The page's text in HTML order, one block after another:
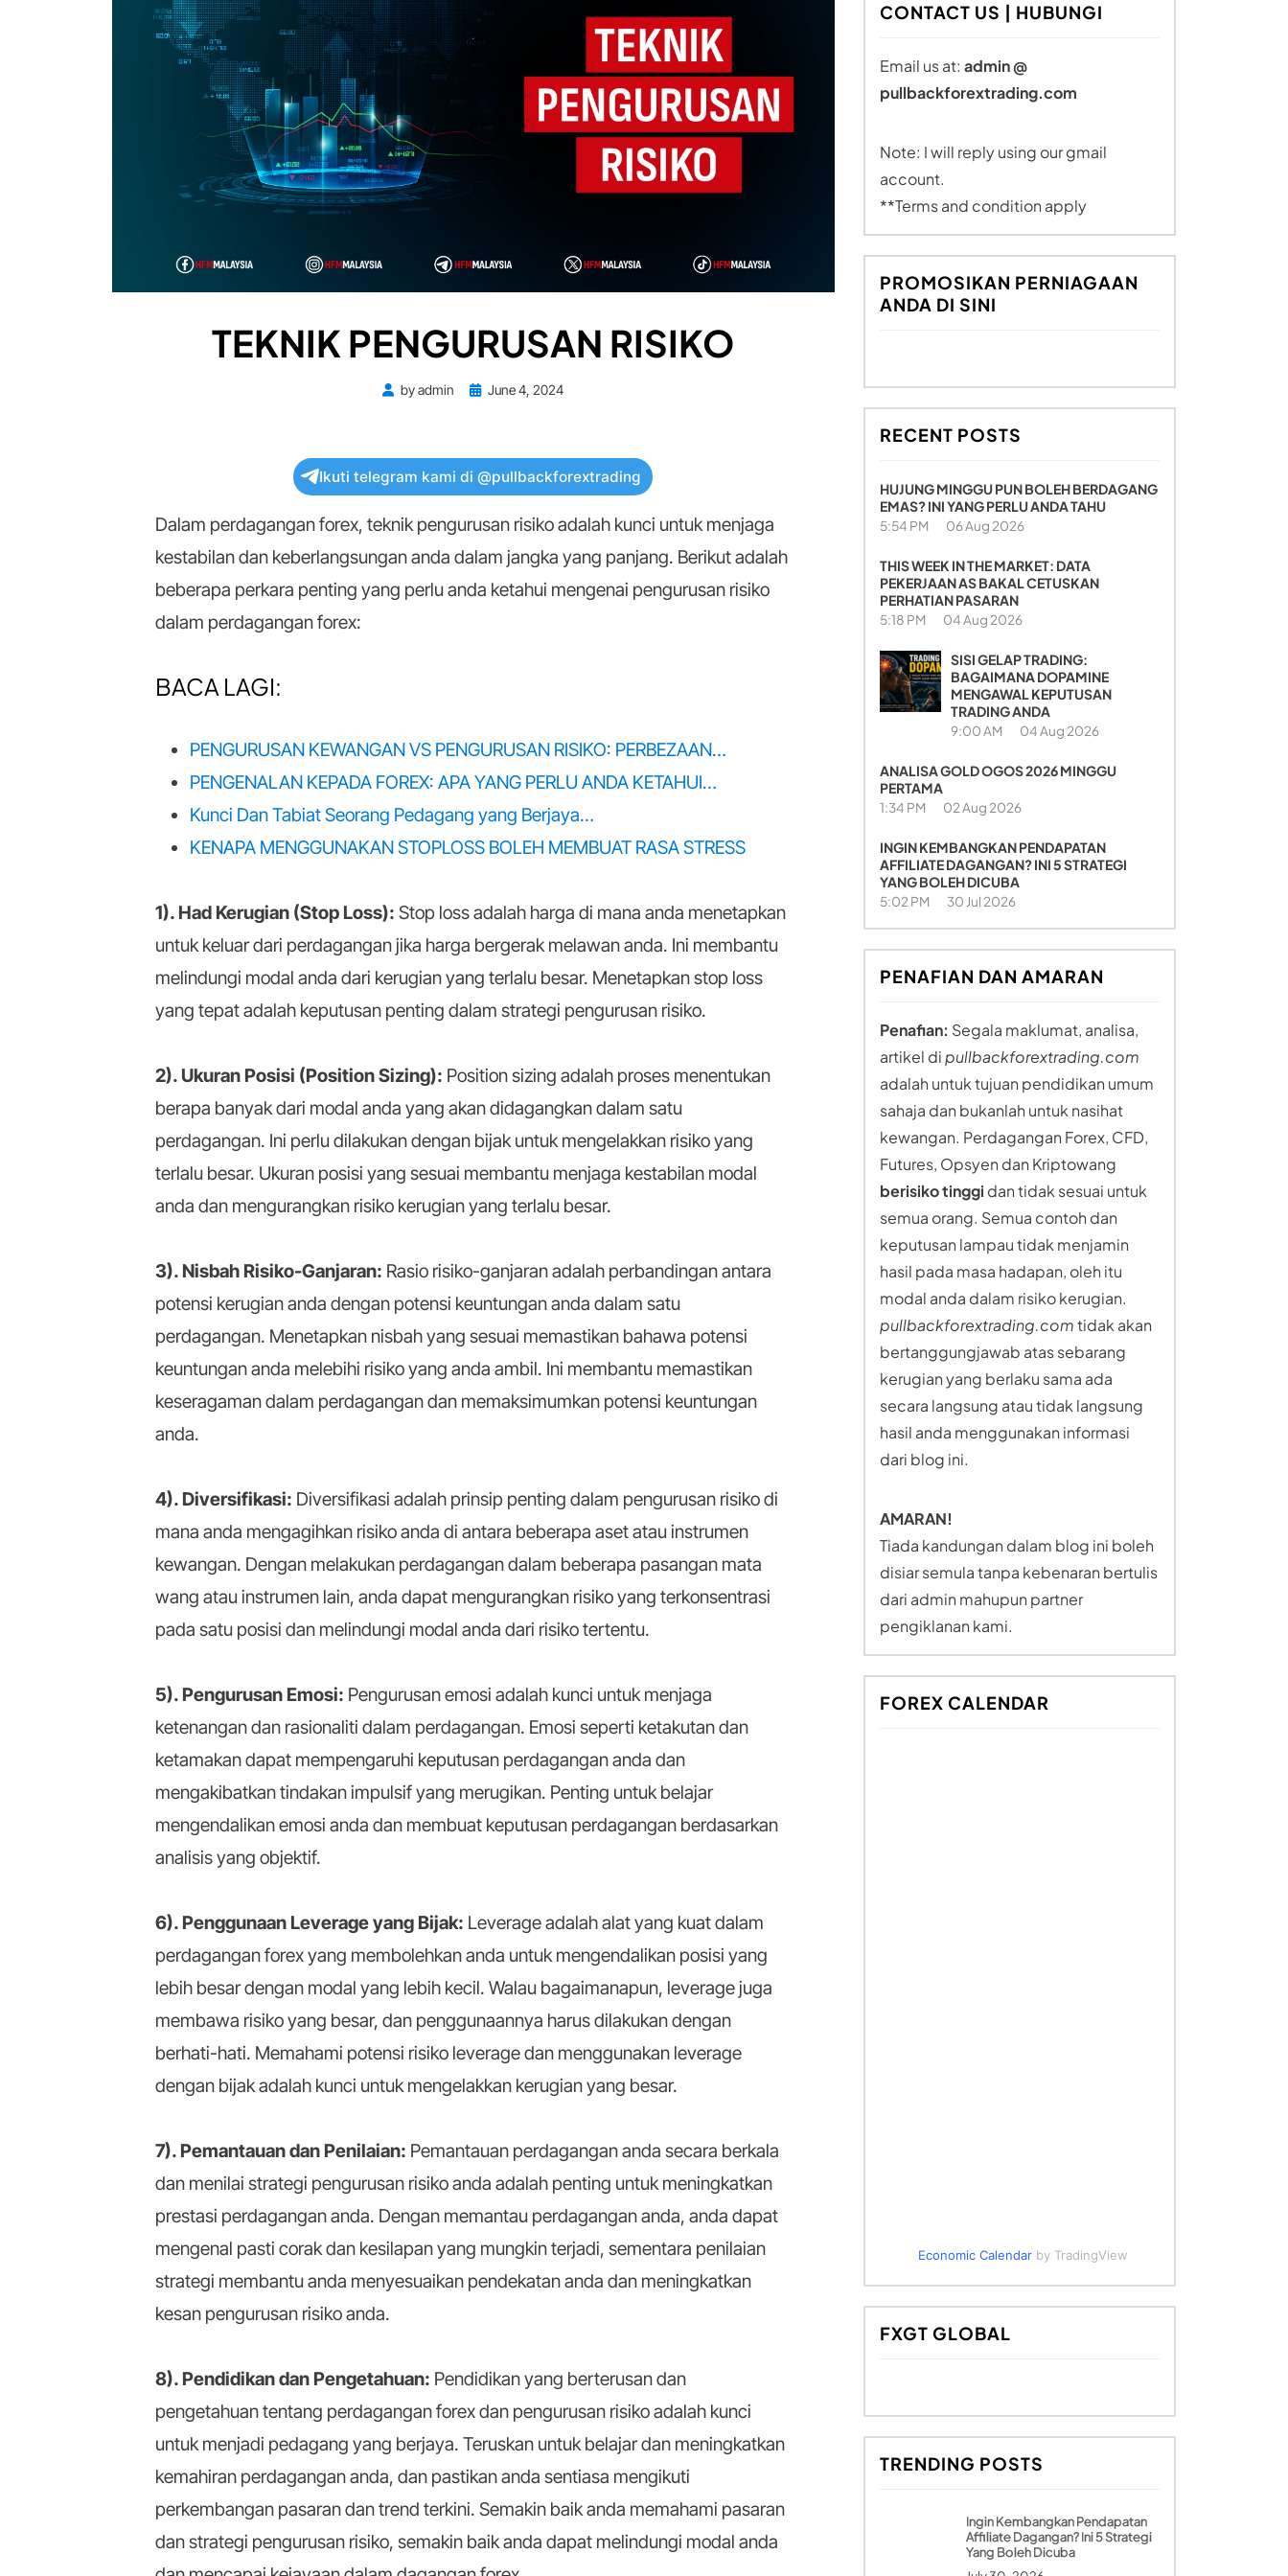
TEKNIK PENGURUSAN RISIKO
byadmin
PostedJune 4, 2024
Ikuti telegram kami di @pullbackforextrading
Dalam perdagangan forex, teknik pengurusan risiko adalah kunci untuk menjaga
kestabilan dan keberlangsungan anda dalam jangka yang panjang. Berikut adalah
beberapa perkara penting yang perlu anda ketahui mengenai pengurusan risiko
dalam perdagangan forex:
BACA LAGI:
PENGURUSAN KEWANGAN VS PENGURUSAN RISIKO: PERBEZAAN…
PENGENALAN KEPADA FOREX: APA YANG PERLU ANDA KETAHUI…
Kunci Dan Tabiat Seorang Pedagang yang Berjaya…
KENAPA MENGGUNAKAN STOPLOSS BOLEH MEMBUAT RASA STRESS
1). Had Kerugian (Stop Loss): Stop loss adalah harga di mana anda menetapkan
untuk keluar dari perdagangan jika harga bergerak melawan anda. Ini membantu
melindungi modal anda dari kerugian yang terlalu besar. Menetapkan stop loss
yang tepat adalah keputusan penting dalam strategi pengurusan risiko.
2). Ukuran Posisi (Position Sizing): Position sizing adalah proses menentukan
berapa banyak dari modal anda yang akan didagangkan dalam satu
perdagangan. Ini perlu dilakukan dengan bijak untuk mengelakkan risiko yang
terlalu besar. Ukuran posisi yang sesuai membantu menjaga kestabilan modal
anda dan mengurangkan risiko kerugian yang terlalu besar.
3). Nisbah Risiko-Ganjaran: Rasio risiko-ganjaran adalah perbandingan antara
potensi kerugian anda dengan potensi keuntungan anda dalam satu
perdagangan. Menetapkan nisbah yang sesuai memastikan bahawa potensi
keuntungan anda melebihi risiko yang anda ambil. Ini membantu memastikan
keseragaman dalam perdagangan dan memaksimumkan potensi keuntungan
anda.
4). Diversifikasi: Diversifikasi adalah prinsip penting dalam pengurusan risiko di
mana anda mengagihkan risiko anda di antara beberapa aset atau instrumen
kewangan. Dengan melakukan perdagangan dalam beberapa pasangan mata
wang atau instrumen lain, anda dapat mengurangkan risiko yang terkonsentrasi
pada satu posisi dan melindungi modal anda dari risiko tertentu.
5). Pengurusan Emosi: Pengurusan emosi adalah kunci untuk menjaga
ketenangan dan rasionaliti dalam perdagangan. Emosi seperti ketakutan dan
ketamakan dapat mempengaruhi keputusan perdagangan anda dan
mengakibatkan tindakan impulsif yang merugikan. Penting untuk belajar
mengendalikan emosi anda dan membuat keputusan perdagangan berdasarkan
analisis yang objektif.
6). Penggunaan Leverage yang Bijak: Leverage adalah alat yang kuat dalam
perdagangan forex yang membolehkan anda untuk mengendalikan posisi yang
lebih besar dengan modal yang lebih kecil. Walau bagaimanapun, leverage juga
membawa risiko yang besar, dan penggunaannya harus dilakukan dengan
berhati-hati. Memahami potensi risiko leverage dan menggunakan leverage
dengan bijak adalah kunci untuk mengelakkan kerugian yang besar.
7). Pemantauan dan Penilaian: Pemantauan perdagangan anda secara berkala
dan menilai strategi pengurusan risiko anda adalah penting untuk meningkatkan
prestasi perdagangan anda. Dengan memantau perdagangan anda, anda dapat
mengenal pasti corak dan kesilapan yang mungkin terjadi, sementara penilaian
strategi membantu anda menyesuaikan pendekatan anda dan meningkatkan
kesan pengurusan risiko anda.
8). Pendidikan dan Pengetahuan: Pendidikan yang berterusan dan
pengetahuan tentang perdagangan forex dan pengurusan risiko adalah kunci
untuk menjadi pedagang yang berjaya. Teruskan untuk belajar dan meningkatkan
kemahiran perdagangan anda, dan pastikan anda sentiasa mengikuti
perkembangan pasaran dan trend terkini. Semakin baik anda memahami pasaran
dan strategi pengurusan risiko, semakin baik anda dapat melindungi modal anda
CONTACT US | HUBUNGI
Email us at: admin @
pullbackforextrading.com
Note: I will reply using our gmail
account.
**Terms and condition apply
PROMOSIKAN PERNIAGAAN
ANDA DI SINI
RECENT POSTS
HUJUNG MINGGU PUN BOLEH BERDAGANG
EMAS? INI YANG PERLU ANDA TAHU
5:54 PM 06 Aug 2026
THIS WEEK IN THE MARKET: DATA
PEKERJAAN AS BAKAL CETUSKAN
PERHATIAN PASARAN
5:18 PM 04 Aug 2026
SISI GELAP TRADING:
BAGAIMANA DOPAMINE
MENGAWAL KEPUTUSAN
TRADING ANDA
9:00 AM 04 Aug 2026
ANALISA GOLD OGOS 2026 MINGGU
PERTAMA
1:34 PM 02 Aug 2026
INGIN KEMBANGKAN PENDAPATAN
AFFILIATE DAGANGAN? INI 5 STRATEGI
YANG BOLEH DICUBA
5:02 PM 30 Jul 2026
PENAFIAN DAN AMARAN
Penafian: Segala maklumat, analisa,
artikel dipullbackforextrading.com
adalah untuk tujuan pendidikan umum
sahaja dan bukanlah untuk nasihat
kewangan. Perdagangan Forex, CFD,
Futures, Opsyen dan Kriptowang
berisiko tinggi dan tidak sesuai untuk
semua orang. Semua contoh dan
keputusan lampau tidak menjamin
hasil pada masa hadapan, oleh itu
modal anda dalam risiko kerugian.
pullbackforextrading.comtidak akan
bertanggungjawab atas sebarang
kerugian yang berlaku sama ada
secara langsung atau tidak langsung
hasil anda menggunakan informasi
dari blog ini.
AMARAN!
Tiada kandungan dalam blog ini boleh
disiar semula tanpa kebenaran bertulis
dari admin mahupun partner
pengiklanan kami.
FOREX CALENDAR
Economic Calendar by TradingView
FXGT GLOBAL
TRENDING POSTS
Ingin Kembangkan Pendapatan
Affiliate Dagangan? Ini 5 Strategi
Yang Boleh Dicuba